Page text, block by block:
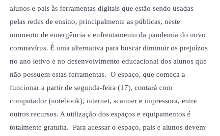
alunos e pais às ferramentas digitais que estão sendo usadas
pelas redes de ensino, principalmente as públicas, neste
momento de emergência e enfrentamento da pandemia do novo
coronavírus. É uma alternativa para buscar diminuir os prejuízos
no ano letivo e no desenvolvimento educacional dos alunos que
não possuem estas ferramentas. O espaço, que começa a
funcionar a partir de segunda-feira (17), contará com
computador (notebook), internet, scanner e impressora, entre
outros recursos. A utilização dos espaços e equipamentos é
totalmente gratuita. Para acessar o espaço, pais e alunos devem